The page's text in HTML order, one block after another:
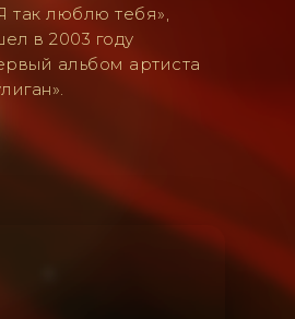
так люблю тебя»,
в 2003 году
альбом артиста